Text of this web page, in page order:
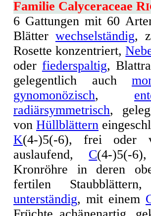
Familie Calyceraceae R
6 Gattungen mit 60
Blätter wechselständig,
Rosette konzentriert,
oder fiederspaltig,
gelegentlich auch
gynomonözisch,
radiärsymmetrisch,
von Hüllblättern
K(4-)5(-6), frei oder
auslaufend, C(4-)5(-
Kronröhre in deren
fertilen
unterständig, mit einem